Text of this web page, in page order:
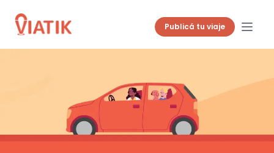
Publicá tu viaje